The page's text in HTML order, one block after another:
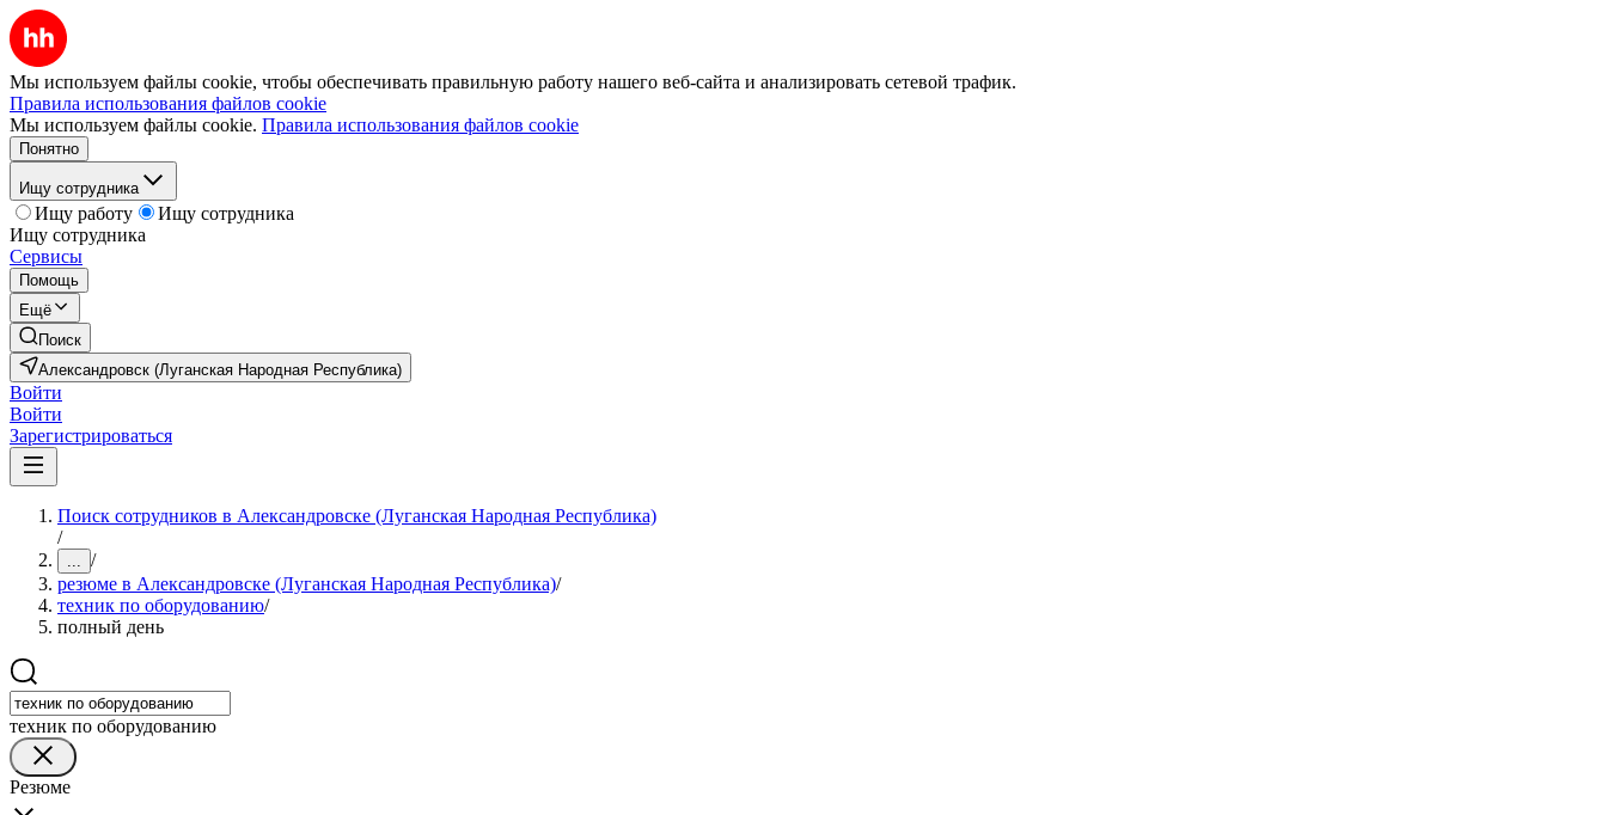
Мы используем файлы cookie, чтобы обеспечивать правильную работу нашего веб-сайта и анализировать сетевой трафик.
Правила использования файлов cookie
Мы используем файлы cookie. Правила использования файлов cookie
Понятно
Ищу сотрудника
Ищу работу
Ищу сотрудника
Ищу сотрудника
Сервисы
Помощь
Ещё
Поиск
Александровск (Луганская Народная Республика)
Войти
Войти
Зарегистрироваться
Поиск сотрудников в Александровске (Луганская Народная Республика)
/
... /
резюме в Александровске (Луганская Народная Республика)/
техник по оборудованию/
полный день
техник по оборудованию
Резюме